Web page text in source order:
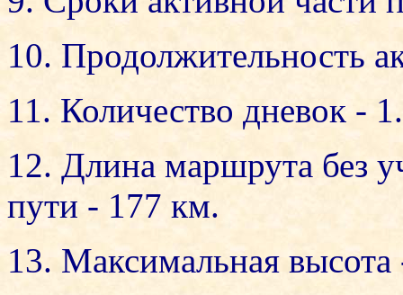
10. Продолжительность
11. Количество дневок - 1.
12. Длина маршрута без
пути - 177 км.
13. Максимальная